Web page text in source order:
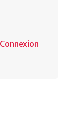
Connexion